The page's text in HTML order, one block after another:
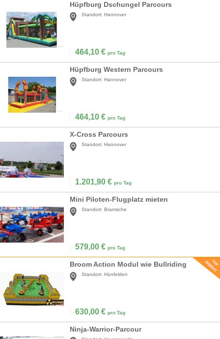
Hüpfburg Dschungel Parcours
Standort: Hannover
464,10 € pro Tag
Hüpfburg Western Parcours
Standort: Hannover
464,10 € pro Tag
X-Cross Parcours
Standort: Hannover
1.201,90 € pro Tag
Mini Piloten-Flugplatz mieten
Standort: Bramsche
579,00 € pro Tag
Broom Action Modul wie Bullriding
Standort: Hünfelden
630,00 € pro Tag
Ninja-Warrior-Parcour